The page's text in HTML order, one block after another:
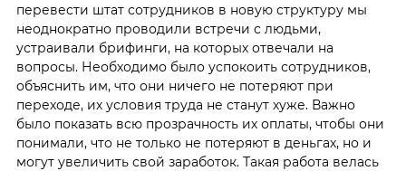
перевести штат сотрудников в новую структуру мы
неоднократно проводили встречи с людьми,
устраивали брифинги, на которых отвечали на
вопросы. Необходимо было успокоить сотрудников,
объяснить им, что они ничего не потеряют при
переходе, их условия труда не станут хуже. Важно
было показать всю прозрачность их оплаты, чтобы они
понимали, что не только не потеряют в деньгах, но и
могут увеличить свой заработок. Такая работа велась